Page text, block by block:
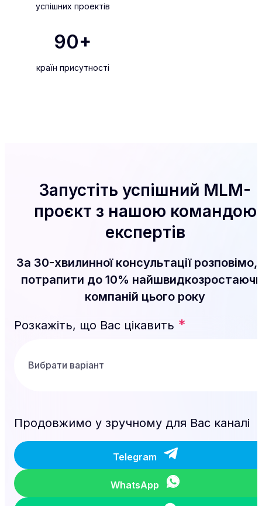
успішних проектів
90+
країн присутності
Запустіть успішний MLM-
проєкт з нашою командою
експертів
За 30-хвилинної консультації розповімо,
потрапити до 10%
компаній цього року
Розкажіть, що Вас цікавить *
Продовжимо у зручному для Вас каналі
Telegram
WhatsApp